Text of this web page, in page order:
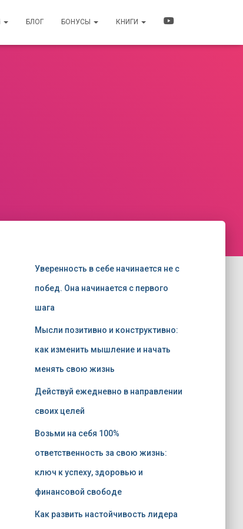
БЛОГ БОНУСЫ КНИГИ
Уверенность в себе начинается не с
побед. Она начинается с первого
шага
Мысли позитивно и конструктивно:
как изменить мышление и начать
менять свою жизнь
Действуй ежедневно в направлении
своих целей
Возьми на себя 100%
ответственность за свою жизнь:
ключ к успеху, здоровью и
финансовой свободе
Как развить настойчивость лидера